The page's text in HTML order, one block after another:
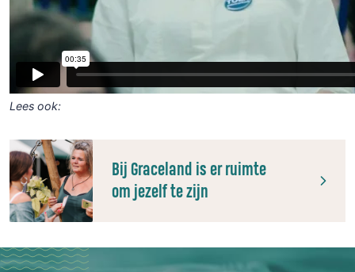
Lees ook:
Bij Graceland is er ruimte
om jezelf te zijn